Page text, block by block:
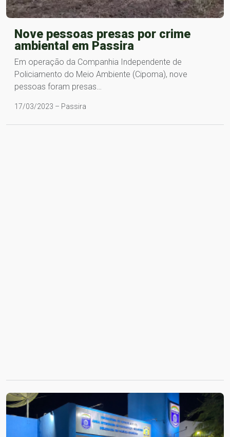
Nove pessoas presas por crime
ambiental em Passira
Em operação da Companhia Independente de
Policiamento do Meio Ambiente (Cipoma), nove
pessoas foram presas…
17/03/2023 – Passira